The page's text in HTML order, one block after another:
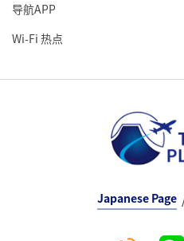
导航APP
Wi-Fi 热点
Japanese Page